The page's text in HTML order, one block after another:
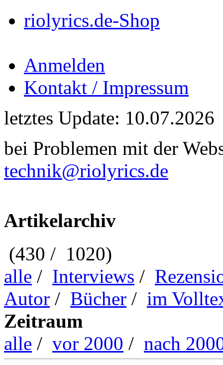
riolyrics.de-Shop
Anmelden
Kontakt / Impressum
letztes Update: 10.07.2026
bei Problemen mit der
technik@riolyrics.de
Artikelarchiv
(430 / 1020)
alle / Interviews /
Autor / Bücher / im
Zeitraum
alle / vor 2000 / nach